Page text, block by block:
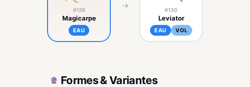
#129
Magicarpe
EAU
→ #130
Leviator
EAU VOL
Formes & Variantes